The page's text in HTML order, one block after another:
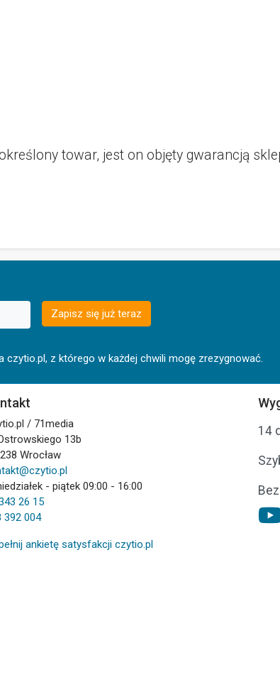
towar, jest on objęty gwarancją
Zapisz się już teraz
z którego w każdej chwili mogę zrezygnować.
/ 71media
13b
Wrocław
- piątek 09:00 - 16:00
26 15
392 004
ankietę satysfakcji czytio.pl
14